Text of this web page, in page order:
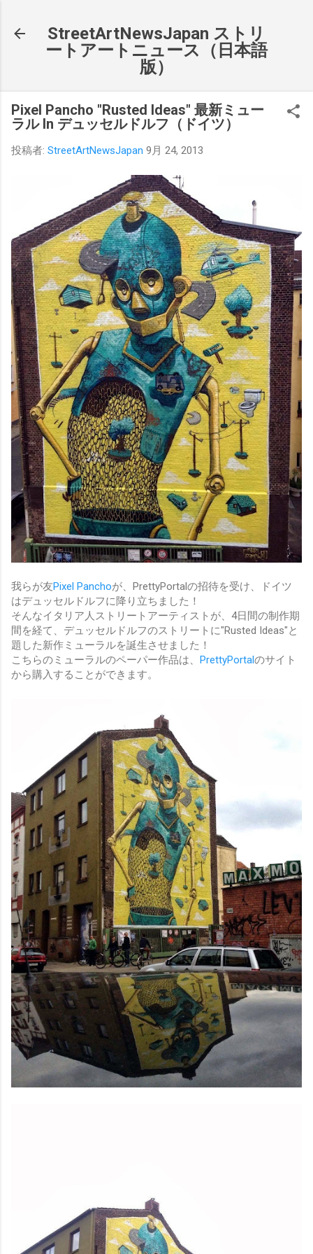
StreetArtNewsJapan ストリ
ートアートニュース（日本語
版）
Pixel Pancho "Rusted Ideas" 最新ミュー
ラル In デュッセルドルフ（ドイツ）
投稿者: StreetArtNewsJapan 9月 24, 2013
我らが友Pixel Panchoが、PrettyPortalの招待を受け、ドイツ
はデュッセルドルフに降り立ちました！
そんなイタリア人ストリートアーティストが、4日間の制作期
間を経て、デュッセルドルフのストリートに"Rusted Ideas"と
題した新作ミューラルを誕生させました！
こちらのミューラルのペーパー作品は、 PrettyPortalのサイト
から購入することができます。